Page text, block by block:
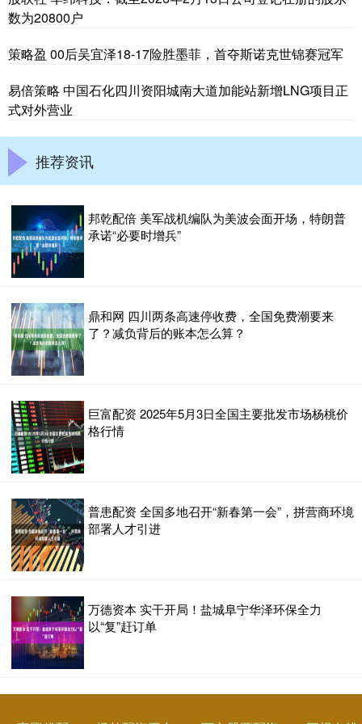
数为20800户
策略盈 00后吴宜泽18-17险胜墨菲，首夺斯诺克世锦赛冠军
易倍策略 中国石化四川资阳城南大道加能站新增LNG项目正
式对外营业
推荐资讯
邦乾配倍 美军战机编队为美波会面开场，特朗普
承诺“必要时增兵”
鼎和网 四川两条高速停收费，全国免费潮要来
了？减负背后的账本怎么算？
巨富配资 2025年5月3日全国主要批发市场杨桃价
格行情
普患配资 全国多地召开“新春第一会”，拼营商环境
部署人才引进
万德资本 实干开局！盐城阜宁华泽环保全力
以“复”赶订单